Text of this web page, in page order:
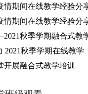
情期间在线教学经验分
情期间在线教学经验分
秋季学期融合式教
2021秋季学期在线教学
开展融合式教学培训